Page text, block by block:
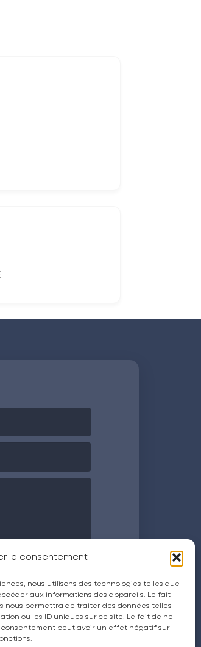
le consentement
nous utilisons des technologies telles que
aux informations des appareils. Le fait
nous permettra de traiter des données telles
ou les ID uniques sur ce site. Le fait de ne
consentement peut avoir un effet négatif sur